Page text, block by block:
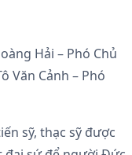
Hải – Phó Chủ
Văn Cảnh – Phó
sỹ, thạc sỹ được